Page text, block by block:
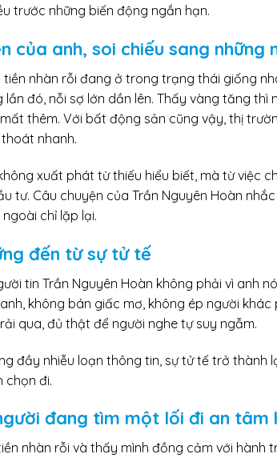
trước những biến động ngắn hạn.
của anh, soi chiếu sang
tiền nhàn rỗi đang ở trong trạng thái giống
lần đó, nỗi sợ lớn dần lên. Thấy vàng tăng thì
thêm. Với bất động sản cũng vậy, thị
nhanh.
xuất phát từ thiếu hiểu biết, mà từ việc
tư. Câu chuyện của Trần Nguyên Hoàn
chỉ lặp lại.
đến từ sự tử tế
tin Trần Nguyên Hoàn không phải vì anh
không bán giấc mơ, không ép người
qua, đủ thật để người nghe tự suy ngẫm.
đầy nhiễu loạn thông tin, sự tử tế trở thành
chọn đi.
đang tìm một lối đi an tâm
nhàn rỗi và thấy mình đồng cảm với hành